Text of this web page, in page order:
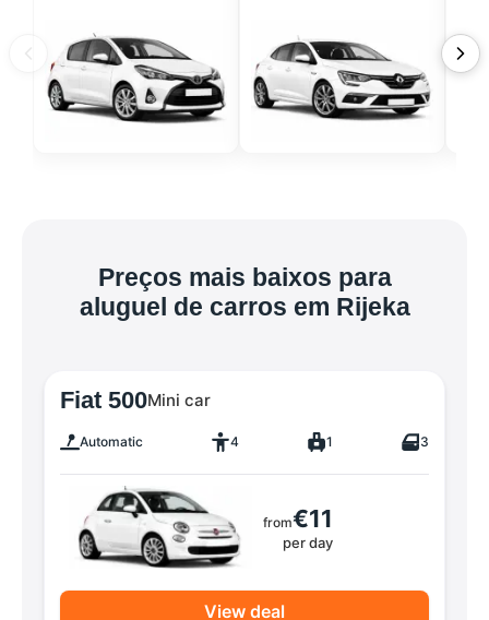
Preços mais baixos para
aluguel de carros em Rijeka
Fiat 500Mini car
Automatic 4 1 3
from€11
per day
View deal